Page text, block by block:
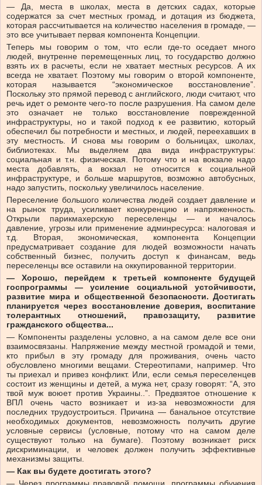
— Да, места в школах, места в детских садах, которые
содержатся за счет местных громад, и дотация из бюджета,
которая рассчитывается на количество населения в громаде, —
это все учитывает первая компонента Концепции.
Теперь мы говорим о том, что если где-то оседает много
людей, внутренне перемещенных лиц, то государство должно
взять их в расчеты, если не хватает местных ресурсов. А их
всегда не хватает. Поэтому мы говорим о второй компоненте,
которая называется “экономическое восстановление”.
Поскольку это прямой перевод с английского, люди считают, что
речь идет о ремонте чего-то после разрушения. На самом деле
это означает не только восстановление поврежденной
инфраструктуры, но и такой подход к ее развитию, который
обеспечил бы потребности и местных, и людей, переехавших в
эту местность. И снова мы говорим о больницах, школах,
библиотеках. Мы выделяем два вида инфраструктуры:
социальная и т.н. физическая. Потому что и на вокзале надо
места добавлять, а вокзал не относится к социальной
инфраструктуре, и больше маршрутов, возможно автобусных,
надо запустить, поскольку увеличилось население.
Переселение большого количества людей создает давление и
на рынок труда, усиливает конкуренцию и напряженность.
Открыли парикмахерскую переселенцы — и началось
давление, угрозы или применение админресурса: налоговая и
т.д. Вторая, экономическая, компонента Концепции
предусматривает создание для людей возможности начать
собственный бизнес, получить доступ к финансам, ведь
переселенцы все оставили на оккупированной территории.
— Хорошо, перейдем к третьей компоненте будущей
госпрограммы — усиление социальной устойчивости,
развитие мира и общественной безопасности. Достигать
планируется через восстановление доверия, воспитание
толерантных отношений, правозащиту, развитие
гражданского общества...
— Компоненты разделены условно, а на самом деле все они
взаимосвязаны. Напряжение между местной громадой и теми,
кто прибыл в эту громаду для проживания, очень часто
обусловлено многими вещами. Стереотипами, например. Что
ты приехал и привез конфликт. Или, если семья переселенцев
состоит из женщины и детей, а мужа нет, сразу говорят: “А, это
твой муж воюет против Украины..”. Предвзятое отношение к
ВПЛ очень часто возникает и из-за невозможности для
последних трудоустроиться. Причина — банальное отсутствие
необходимых документов, невозможность получить другие
условные сервисы (условные, потому что на самом деле
существуют только на бумаге). Поэтому возникает риск
дискриминации, и человек должен получить эффективные
механизмы защиты.
— Как вы будете достигать этого?